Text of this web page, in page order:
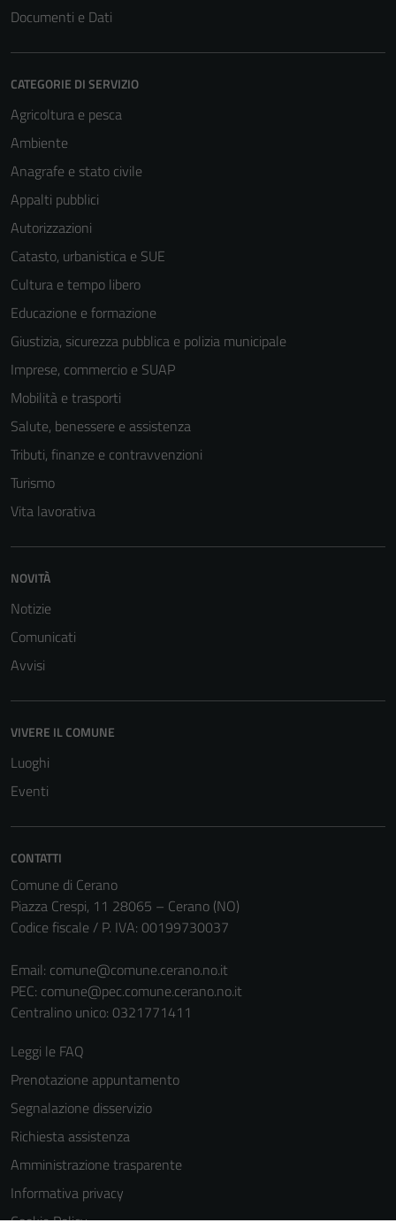
Documenti e Dati
CATEGORIE DI SERVIZIO
Agricoltura e pesca
Ambiente
Anagrafe e stato civile
Appalti pubblici
Autorizzazioni
Catasto, urbanistica e SUE
Cultura e tempo libero
Educazione e formazione
Giustizia, sicurezza pubblica e polizia municipale
Imprese, commercio e SUAP
Mobilità e trasporti
Salute, benessere e assistenza
Tributi, finanze e contravvenzioni
Turismo
Vita lavorativa
NOVITÀ
Notizie
Comunicati
Avvisi
VIVERE IL COMUNE
Luoghi
Eventi
CONTATTI
Comune di Cerano
Piazza Crespi, 11 28065 – Cerano (NO)
Codice fiscale / P. IVA: 00199730037
Email: comune@comune.cerano.no.it
PEC: comune@pec.comune.cerano.no.it
Centralino unico: 0321771411
Leggi le FAQ
Prenotazione appuntamento
Segnalazione disservizio
Richiesta assistenza
Amministrazione trasparente
Informativa privacy